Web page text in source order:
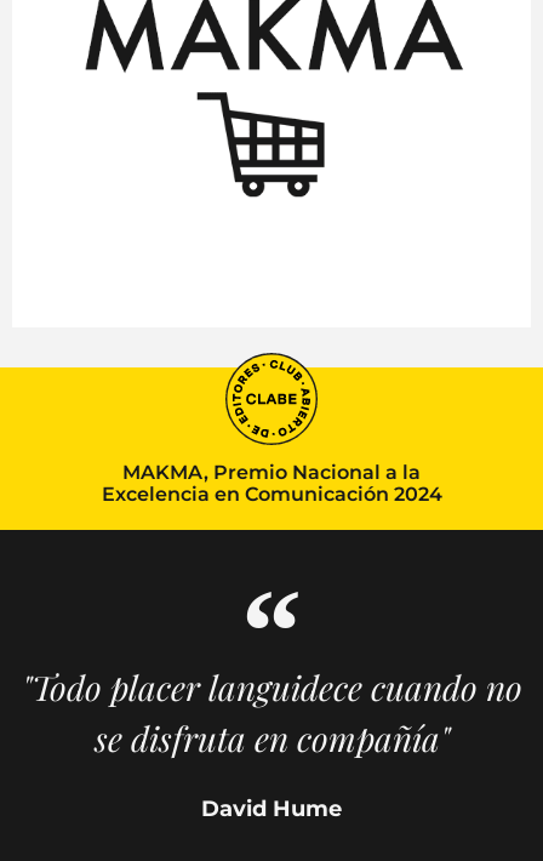
MAKMA, Premio Nacional a la
Excelencia en Comunicación 2024
"Todo placer languidece cuando no
se disfruta en compañía"
David Hume